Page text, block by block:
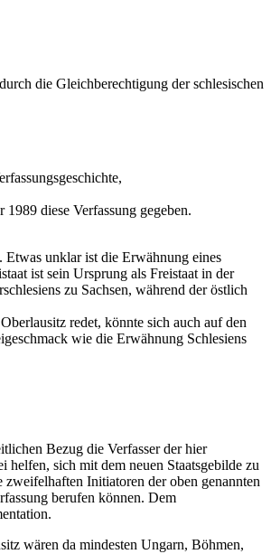
die Gleichberechtigung der schlesischen
diese Verfassung gegeben.
Etwas unklar ist die Erwähnung eines
ist sein Ursprung als Freistaat in der
zu Sachsen, während der östlich
redet, könnte sich auch auf den
wie die Erwähnung Schlesiens
Bezug die Verfasser der hier
sich mit dem neuen Staatsgebilde zu
Initiatoren der oben genannten
berufen können. Dem
wären da mindesten Ungarn, Böhmen,